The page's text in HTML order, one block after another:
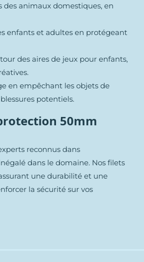
des animaux domestiques, en
enfants et adultes en protégeant
des aires de jeux pour enfants,
en empêchant les objets de
potentiels.
50mm
reconnus dans
dans le domaine. Nos filets
une durabilité et une
la sécurité sur vos